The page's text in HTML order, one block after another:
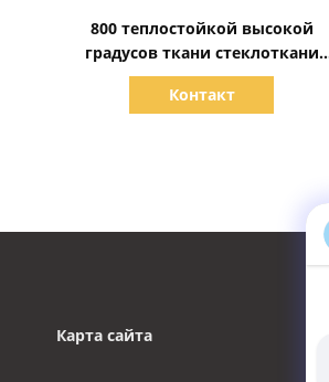
800 теплостойкой высокой
градусов ткани стеклоткани
кремнезема огнеупорной
Контакт
Карта сайта